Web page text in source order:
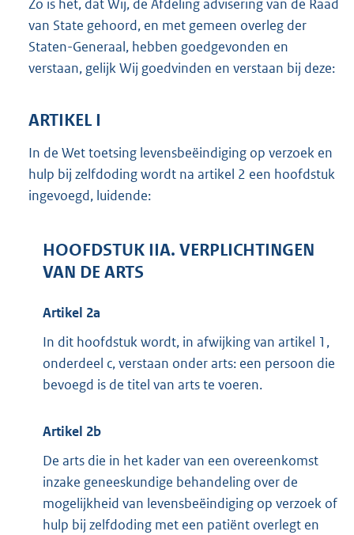
Zo is het, dat Wij, de Afdeling advisering van de Raad
van State gehoord, en met gemeen overleg der
Staten-Generaal, hebben goedgevonden en
verstaan, gelijk Wij goedvinden en verstaan bij deze:
ARTIKEL I
In de Wet toetsing levensbeëindiging op verzoek en
hulp bij zelfdoding wordt na artikel 2 een hoofdstuk
ingevoegd, luidende:
HOOFDSTUK IIA. VERPLICHTINGEN
VAN DE ARTS
Artikel 2a
In dit hoofdstuk wordt, in afwijking van artikel 1,
onderdeel c, verstaan onder arts: een persoon die
bevoegd is de titel van arts te voeren.
Artikel 2b
De arts die in het kader van een overeenkomst
inzake geneeskundige behandeling over de
mogelijkheid van levensbeëindiging op verzoek of
hulp bij zelfdoding met een patiënt overlegt en